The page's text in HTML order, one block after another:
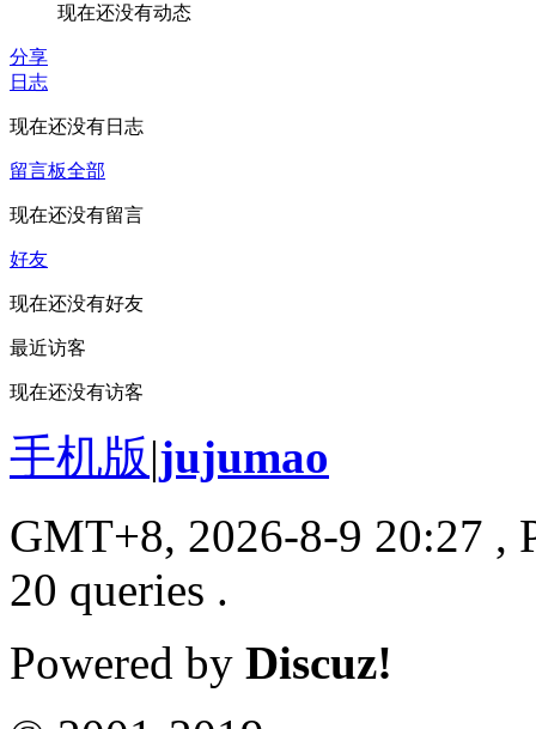
现在还没有动态
分享
日志
现在还没有日志
留言板全部
现在还没有留言
好友
现在还没有好友
最近访客
现在还没有访客
手机版|jujumao
GMT+8, 2026-8-9 20:27 ,
20 queries .
Powered by Discuz!